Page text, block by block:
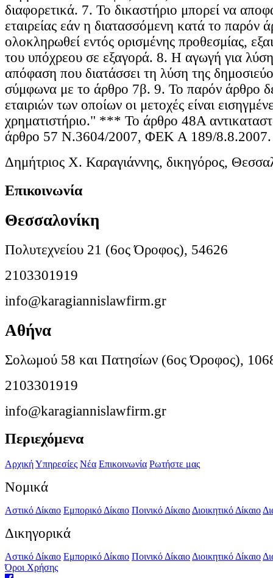
διαφορετικά. 7. Το δικαστήριο μπορεί να
εταιρείας εάν η διατασσόμενη κατά το παρόν
ολοκληρωθεί εντός ορισμένης προθεσμίας,
του υπόχρεου σε εξαγορά. 8. Η αγωγή για λύση
απόφαση που διατάσσει τη λύση της
σύμφωνα με το άρθρο 7β. 9. Το παρόν άρθρο
εταιριών των οποίων οι μετοχές είναι
χρηματιστήριο." *** Το άρθρο 48Α
άρθρο 57 Ν.3604/2007, ΦΕΚ Α 189/8.8.2007.
Δημήτριος Χ. Καραγιάννης, δικηγόρος,
Επικοινωνία
Θεσσαλονίκη
Πολυτεχνείου 21 (6ος Όροφος), 54626
2103301919
info@karagiannislawfirm.gr
Αθήνα
Σολωμού 58 και Πατησίων (6ος Όροφος),
2103301919
info@karagiannislawfirm.gr
Περιεχόμενα
ΑρχικήΥπηρεσίες Νέα Επικοινωνία Ρωτήστε μας
Νομικά
Αστικό Δίκαιο Εμπορικό Δίκαιο Ποινικό Δίκαιο Διοικητικό Δίκαιο
Δικηγορικά
Αστικό Δίκαιο Εμπορικό Δίκαιο Ποινικό Δίκαιο Διοικητικό Δίκαιο
Όροι Χρήσης